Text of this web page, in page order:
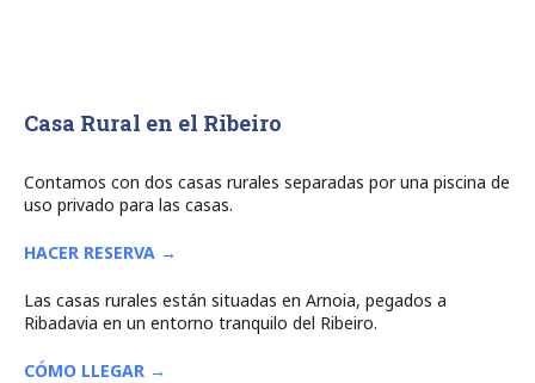
Casa Rural en el Ribeiro
Contamos con dos casas rurales separadas por una piscina de
uso privado para las casas.
HACER RESERVA →
Las casas rurales están situadas en Arnoia, pegados a
Ribadavia en un entorno tranquilo del Ribeiro.
CÓMO LLEGAR →